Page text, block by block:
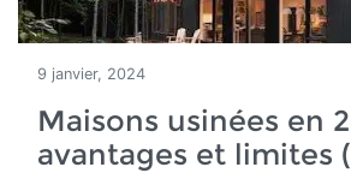
9 janvier, 2024
Maisons usinées en
avantages et limites